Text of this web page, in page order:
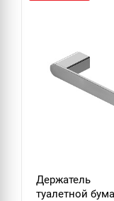
Держатель
туалетной